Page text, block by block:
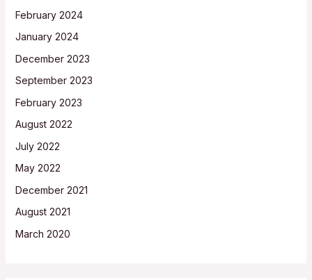
February 2024
January 2024
December 2023
September 2023
February 2023
August 2022
July 2022
May 2022
December 2021
August 2021
March 2020